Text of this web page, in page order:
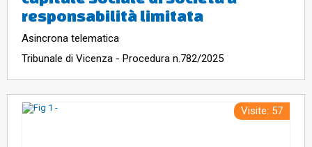
responsabilità limitata
Asincrona telematica
Tribunale di Vicenza - Procedura n.782/2025
Visite: 57